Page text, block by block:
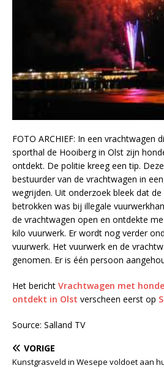
FOTO ARCHIEF: In een vrachtwagen
sporthal de Hooiberg in Olst zijn
ontdekt. De politie kreeg een tip.
bestuurder van de vrachtwagen in
wegrijden. Uit onderzoek bleek dat
betrokken was bij illegale
de vrachtwagen open en ontdekte
kilo vuurwerk. Er wordt nog verder
vuurwerk. Het vuurwerk en de
genomen. Er is één persoon
Het bericht Vrachtwagen met
ontdekt in Olst verscheen eerst op
Source: Salland TV
VORIGE
Kunstgrasveld in Wesepe voldoet aan